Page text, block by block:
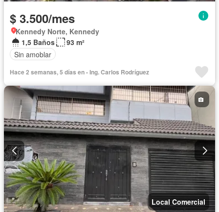
$ 3.500/mes
Kennedy Norte, Kennedy
1,5 Baños
93 m²
Sin amoblar
Hace 2 semanas, 5 días en - Ing. Carlos Rodríguez
Local Comercial